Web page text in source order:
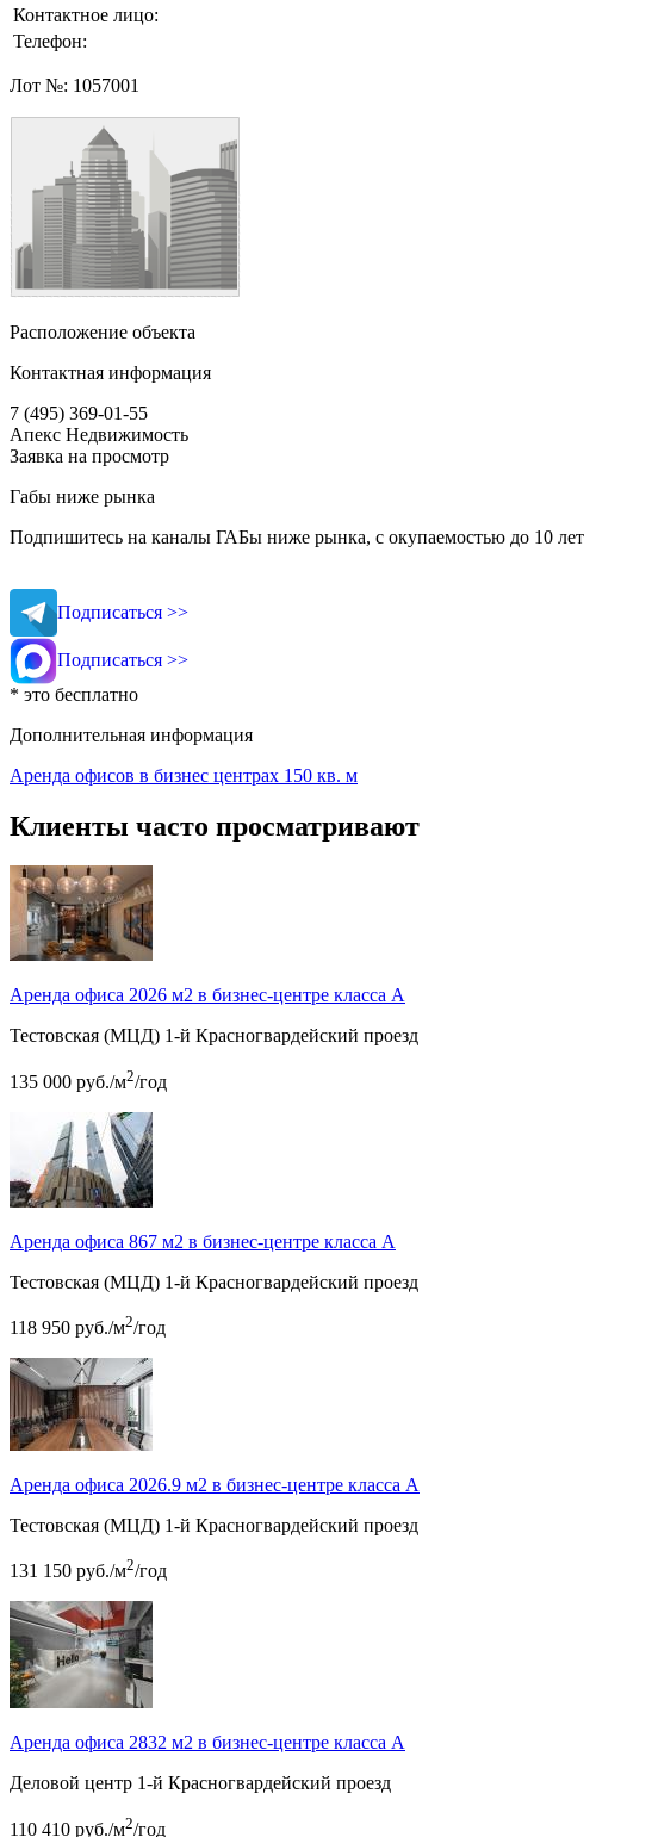
Контактное лицо:
Телефон:
Лот №: 1057001
Расположение объекта
Контактная информация
7 (495) 369-01-55
Апекс Недвижимость
Заявка на просмотр
Габы ниже рынка
Подпишитесь на каналы ГАБы ниже рынка, с окупаемостью до 10 лет
Подписаться >>
Подписаться >>
* это бесплатно
Дополнительная информация
Аренда офисов в бизнес центрах 150 кв. м
Клиенты часто просматривают
Аренда офиса 2026 м2 в бизнес-центре класса А
Тестовская (МЦД) 1-й Красногвардейский проезд
135 000 руб./м2/год
Аренда офиса 867 м2 в бизнес-центре класса А
Тестовская (МЦД) 1-й Красногвардейский проезд
118 950 руб./м2/год
Аренда офиса 2026.9 м2 в бизнес-центре класса А
Тестовская (МЦД) 1-й Красногвардейский проезд
131 150 руб./м2/год
Аренда офиса 2832 м2 в бизнес-центре класса А
Деловой центр 1-й Красногвардейский проезд
110 410 руб./м2/год